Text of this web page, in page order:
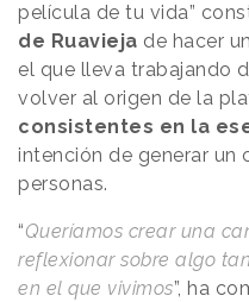
película de tu vida”
de Ruavieja de hacer
el que lleva trabajando
volver al origen de la
consistentes en la
intención de generar un
personas.
“Queríamos crear una
reflexionar sobre algo
en el que vivimos”, ha